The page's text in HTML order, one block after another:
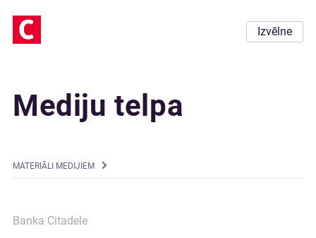
Izvēlne
Mediju telpa
MATERIĀLI MEDIJIEM
Banka Citadele